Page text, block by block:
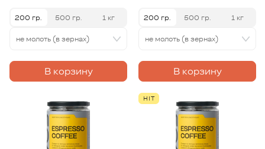
В корзину
не молоть (в зернах)
200 гр. 500 гр. 1 кг
В корзину
не молоть (в зернах)
200 гр. 500 гр. 1 кг
HIT